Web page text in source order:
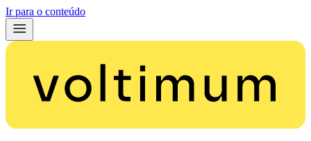
Ir para o conteúdo